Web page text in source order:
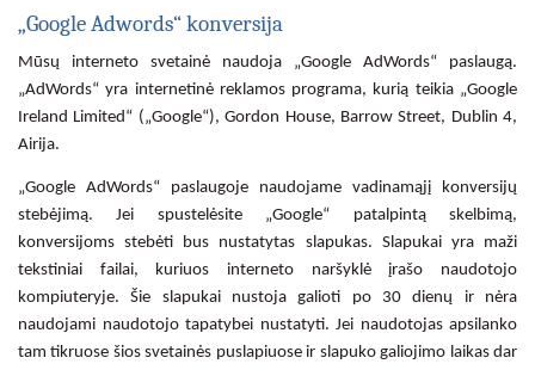
„Google Adwords“ konversija
Mūsų interneto svetainė naudoja „Google AdWords“ paslaugą.
„AdWords“ yra internetinė reklamos programa, kurią teikia „Google
Ireland Limited“ („Google“), Gordon House, Barrow Street, Dublin 4,
Airija.
„Google AdWords“ paslaugoje naudojame vadinamąjį konversijų
stebėjimą. Jei spustelėsite „Google“ patalpintą skelbimą,
konversijoms stebėti bus nustatytas slapukas. Slapukai yra maži
tekstiniai failai, kuriuos interneto naršyklė įrašo naudotojo
kompiuteryje. Šie slapukai nustoja galioti po 30 dienų ir nėra
naudojami naudotojo tapatybei nustatyti. Jei naudotojas apsilanko
tam tikruose šios svetainės puslapiuose ir slapuko galiojimo laikas dar